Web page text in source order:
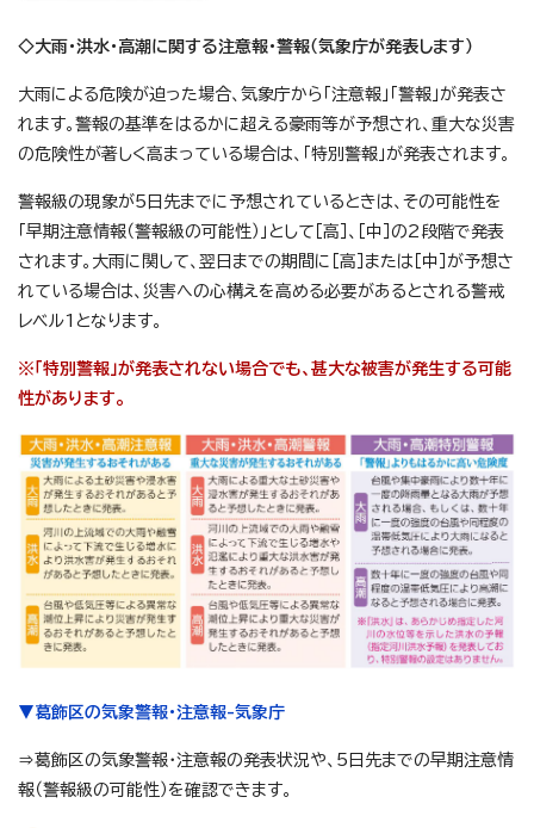
◇大雨・洪水・高潮に関する注意報・警報（気象庁が発表します）
大雨による危険が迫った場合、気象庁から「注意報」「警報」が発表さ
れます。警報の基準をはるかに超える豪雨等が予想され、重大な災害
の危険性が著しく高まっている場合は、「特別警報」が発表されます。
警報級の現象が5日先までに予想されているときは、その可能性を
「早期注意情報（警報級の可能性）」として［高］、［中］の2段階で発表
されます。大雨に関して、翌日までの期間に［高］または［中］が予想さ
れている場合は、災害への心構えを高める必要があるとされる警戒
レベル1となります。
※「特別警報」が発表されない場合でも、甚大な被害が発生する可能
性があります。
▼葛飾区の気象警報・注意報-気象庁
⇒葛飾区の気象警報・注意報の発表状況や、5日先までの早期注意情
報（警報級の可能性）を確認できます。